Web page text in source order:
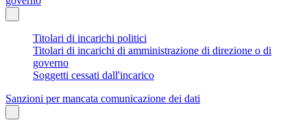
Titolari di incarichi politici
Titolari di incarichi di amministrazione di direzione o di
governo
Soggetti cessati dall'incarico
Sanzioni per mancata comunicazione dei dati